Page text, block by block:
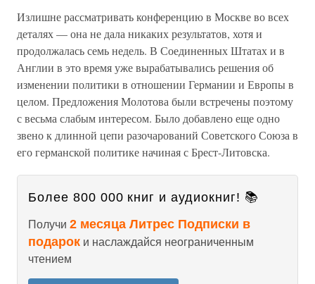
Излишне рассматривать конференцию в Москве во всех
деталях — она не дала никаких результатов, хотя и
продолжалась семь недель. В Соединенных Штатах и в
Англии в это время уже вырабатывались решения об
изменении политики в отношении Германии и Европы в
целом. Предложения Молотова были встречены поэтому
с весьма слабым интересом. Было добавлено еще одно
звено к длинной цепи разочарований Советского Союза в
его германской политике начиная с Брест-Литовска.
Более 800 000 книг и аудиокниг! 📚
Получи 2 месяца Литрес Подписки в
подарок и наслаждайся неограниченным
чтением